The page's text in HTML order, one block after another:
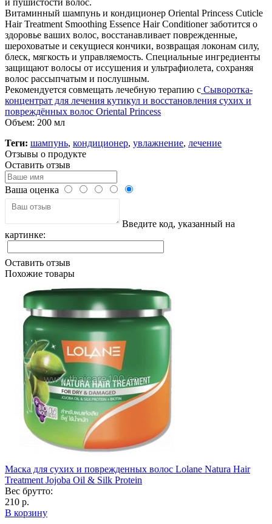
Витаминный шампунь и кондиционер Oriental Princess Cuticle
Hair Treatment Smoothing Essence Hair Conditioner заботится о
здоровье ваших волос, восстанавливает поврежденные,
шероховатые и секущиеся кончики, возвращая локонам силу,
блеск, мягкость и управляемость. Специальные ингредиенты
защищают волосы от иссушения и ультрафиолета, сохраняя
волос рассыпчатым и послушным.
Рекомендуется совмещать лечебную терапию с Сыворотка-
концентрат для лечения кутикул и восстановления сухих и
повреждённых волос Oriental Princess
Объем: 200 мл
Теги: шампунь, кондиционер, увлажнение, лечение
Отзывы о продукте
Оставить отзыв
Ваша оценка
Введите код, указанный на
картинке:
Оставить отзыв
Похожие товары
Маска для сухих и поврежденных волос Lolane Natura Hair
Treatment Jojoba Oil & Silk Protein
Вес брутто:
210 р.
В корзину